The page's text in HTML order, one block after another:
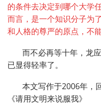
的条件去决定到哪个大学
而言，是一个知识分子为
和人格的尊严的原点，不
而不必再等十年，龙
已显得轻率了。
本文写作于2006年，
《请用文明来说服我》